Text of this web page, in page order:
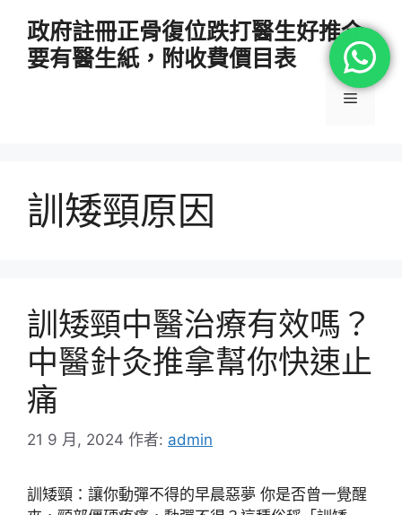
政府註冊正骨復位跌打醫生好推介
要有醫生紙，附收費價目表
選
訓矮頸原因
訓矮頸中醫治療有效嗎？
中醫針灸推拿幫你快速止
痛
21 9 月, 2024 作者: admin
訓矮頸：讓你動彈不得的早晨惡夢 你是否曾一覺醒